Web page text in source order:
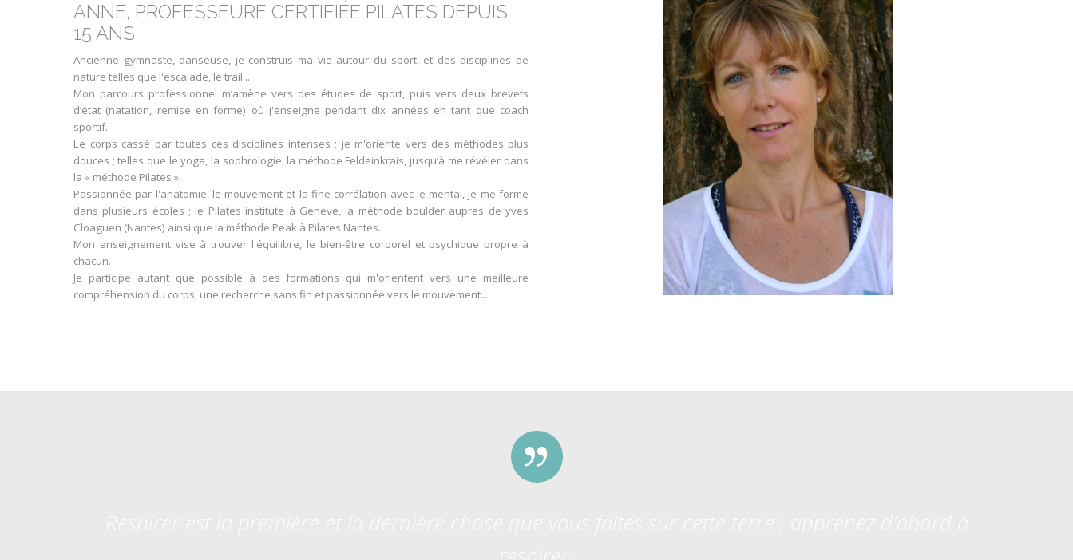
ANNE, PROFESSEURE CERTIFIÉE PILATES DEPUIS
15 ANS
Ancienne gymnaste, danseuse, je construis ma vie autour du sport, et des disciplines de
nature telles que l'escalade, le trail...
Mon parcours professionnel m’amène vers des études de sport, puis vers deux brevets
d’état (natation, remise en forme) où j'enseigne pendant dix années en tant que coach
sportif.
Le corps cassé par toutes ces disciplines intenses ; je m'oriente vers des méthodes plus
douces ; telles que le yoga, la sophrologie, la méthode Feldeinkrais, jusqu’à me révéler dans
la « méthode Pilates ».
Passionnée par l'anatomie, le mouvement et la fine corrélation avec le mental, je me forme
dans plusieurs écoles ; le Pilates institute à Geneve, la méthode boulder aupres de yves
Cloaguen (Nantes) ainsi que la méthode Peak à Pilates Nantes.
Mon enseignement vise à trouver l'équilibre, le bien-être corporel et psychique propre à
chacun.
Je participe autant que possible à des formations qui m'orientent vers une meilleure
compréhension du corps, une recherche sans fin et passionnée vers le mouvement...